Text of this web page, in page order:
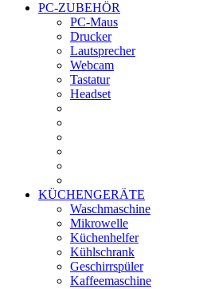
PC-ZUBEHÖR
PC-Maus
Drucker
Lautsprecher
Webcam
Tastatur
Headset
KÜCHENGERÄTE
Waschmaschine
Mikrowelle
Küchenhelfer
Kühlschrank
Geschirrspüler
Kaffeemaschine